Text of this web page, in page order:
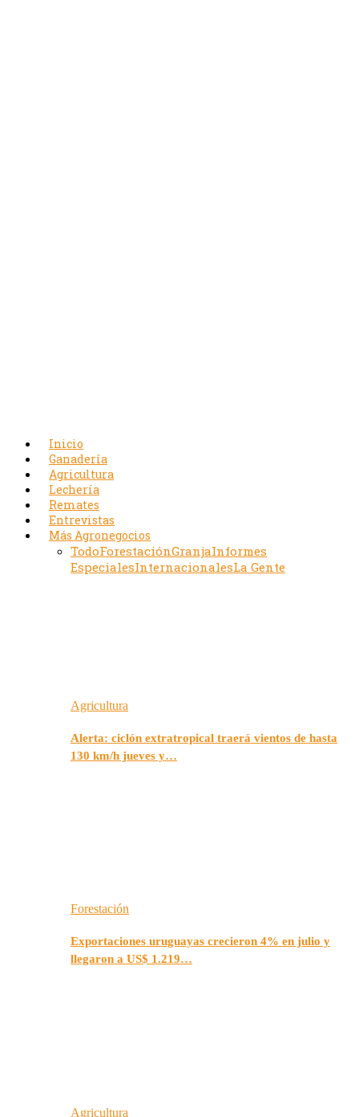
Inicio
Ganadería
Agricultura
Lechería
Remates
Entrevistas
Más Agronegocios
TodoForestaciónGranjaInformes
EspecialesInternacionalesLa Gente
Agricultura
Alerta: ciclón extratropical traerá vientos de hasta
130 km/h jueves y…
Forestación
Exportaciones uruguayas crecieron 4% en julio y
llegaron a US$ 1.219…
Agricultura